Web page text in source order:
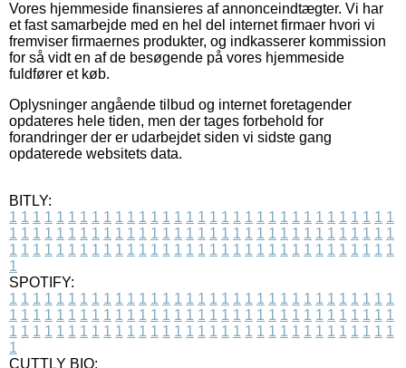
Vores hjemmeside finansieres af annonceindtægter. Vi har
et fast samarbejde med en hel del internet firmaer hvori vi
fremviser firmaernes produkter, og indkasserer kommission
for så vidt en af de besøgende på vores hjemmeside
fuldfører et køb.
Oplysninger angående tilbud og internet foretagender
opdateres hele tiden, men der tages forbehold for
forandringer der er udarbejdet siden vi sidste gang
opdaterede websitets data.
BITLY:
1 1 1 1 1 1 1 1 1 1 1 1 1 1 1 1 1 1 1 1 1 1 1 1 1 1 1 1 1 1 1 1 1
1 1 1 1 1 1 1 1 1 1 1 1 1 1 1 1 1 1 1 1 1 1 1 1 1 1 1 1 1 1 1 1 1
1 1 1 1 1 1 1 1 1 1 1 1 1 1 1 1 1 1 1 1 1 1 1 1 1 1 1 1 1 1 1 1 1
1
SPOTIFY:
1 1 1 1 1 1 1 1 1 1 1 1 1 1 1 1 1 1 1 1 1 1 1 1 1 1 1 1 1 1 1 1 1
1 1 1 1 1 1 1 1 1 1 1 1 1 1 1 1 1 1 1 1 1 1 1 1 1 1 1 1 1 1 1 1 1
1 1 1 1 1 1 1 1 1 1 1 1 1 1 1 1 1 1 1 1 1 1 1 1 1 1 1 1 1 1 1 1 1
1
CUTTLY BIO: